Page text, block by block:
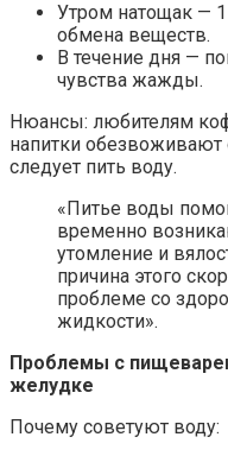
Утром натощак — 1
обмена веществ.
В течение дня —
чувства жажды.
Нюансы: любителям
напитки обезвоживают
следует пить воду.
«Питье воды
временно
утомление и
причина этого
проблеме со
жидкости».
Проблемы с
желудке
Почему советуют воду: